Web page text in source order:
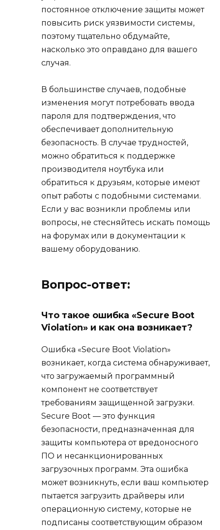
постоянное отключение защиты может
повысить риск уязвимости системы,
поэтому тщательно обдумайте,
насколько это оправдано для вашего
случая.
В большинстве случаев, подобные
изменения могут потребовать ввода
пароля для подтверждения, что
обеспечивает дополнительную
безопасность. В случае трудностей,
можно обратиться к поддержке
производителя ноутбука или
обратиться к друзьям, которые имеют
опыт работы с подобными системами.
Если у вас возникли проблемы или
вопросы, не стесняйтесь искать помощь
на форумах или в документации к
вашему оборудованию.
Вопрос-ответ:
Что такое ошибка «Secure Boot
Violation» и как она возникает?
Ошибка «Secure Boot Violation»
возникает, когда система обнаруживает,
что загружаемый программный
компонент не соответствует
требованиям защищенной загрузки.
Secure Boot — это функция
безопасности, предназначенная для
защиты компьютера от вредоносного
ПО и несанкционированных
загрузочных программ. Эта ошибка
может возникнуть, если ваш компьютер
пытается загрузить драйверы или
операционную систему, которые не
подписаны соответствующим образом